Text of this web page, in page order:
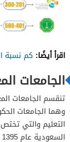
اقرأ أيضًا: كم نسبة
الجامعات
تنقسم الجامعات
وهما الجامعات
التعليم والتي